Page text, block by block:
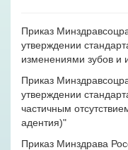
Приказ
утверждении
изменениями зубов и
Приказ
утверждении
частичным
адентия)"
Приказ Минздрава